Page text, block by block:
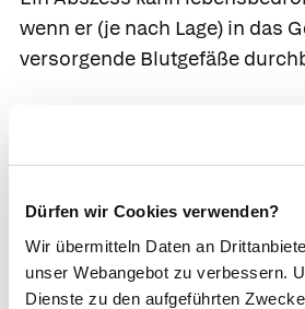
Dürfen wir Cookies verwenden?
Wir übermitteln Daten an
unser Webangebot zu verbessern.
Dienste zu den aufgeführten
wenn er (je nach Lage) in das
versorgende Blutgefäße
Oberflächliche Abszesse
Um sicherzugehen, kann er
Verdeckten Abszessen
Blutbild, Entzündungszeichen